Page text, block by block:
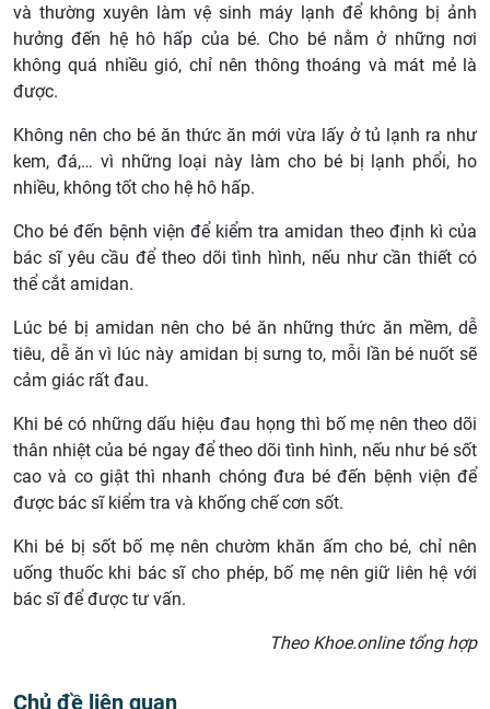
và thường xuyên làm vệ sinh máy lạnh để không bị ảnh
hưởng đến hệ hô hấp của bé. Cho bé nằm ở những nơi
không quá nhiều gió, chỉ nên thông thoáng và mát mẻ là
được.
Không nên cho bé ăn thức ăn mới vừa lấy ở tủ lạnh ra như
kem, đá,… vì những loại này làm cho bé bị lạnh phổi, ho
nhiều, không tốt cho hệ hô hấp.
Cho bé đến bệnh viện để kiểm tra amidan theo định kì của
bác sĩ yêu cầu để theo dõi tình hình, nếu như cần thiết có
thể cắt amidan.
Lúc bé bị amidan nên cho bé ăn những thức ăn mềm, dễ
tiêu, dễ ăn vì lúc này amidan bị sưng to, mỗi lần bé nuốt sẽ
cảm giác rất đau.
Khi bé có những dấu hiệu đau họng thì bố mẹ nên theo dõi
thân nhiệt của bé ngay để theo dõi tình hình, nếu như bé sốt
cao và co giật thì nhanh chóng đưa bé đến bệnh viện để
được bác sĩ kiểm tra và khống chế cơn sốt.
Khi bé bị sốt bố mẹ nên chườm khăn ấm cho bé, chỉ nên
uống thuốc khi bác sĩ cho phép, bố mẹ nên giữ liên hệ với
bác sĩ để được tư vấn.
Theo Khoe.online tổng hợp
Chủ đề liên quan